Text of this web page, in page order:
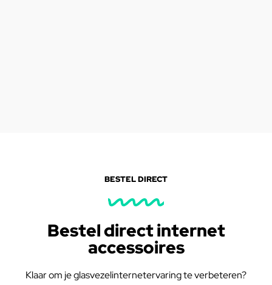
BESTEL DIRECT
Bestel direct internet
accessoires
Klaar om je glasvezelinternetervaring te verbeteren?